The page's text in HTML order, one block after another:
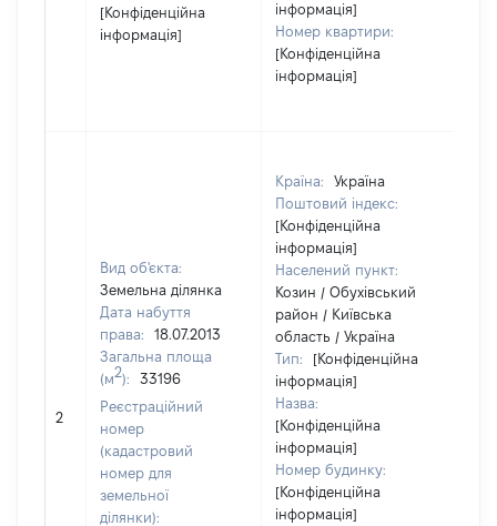
[Конфіденційна
інформація]
інформація]
Номер квартири:
[Конфіденційна
інформація]
2
Вид об'єкта:
Земельна ділянка
Дата набуття
права:
18.07.2013
Загальна площа
(м2):
33196
Реєстраційний
номер
(кадастровий
номер для
земельної
ділянки):
Країна:
Україна
Поштовий індекс:
[Конфіденційна
інформація]
Населений пункт:
Козин / Обухівський
район / Київська
область / Україна
Тип:
[Конфіденційна
інформація]
Назва:
[Конфіденційна
інформація]
Номер будинку:
[Конфіденційна
інформація]